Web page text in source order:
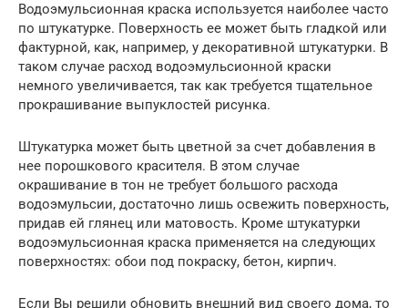
Водоэмульсионная краска используется наиболее часто
по штукатурке. Поверхность ее может быть гладкой или
фактурной, как, например, у декоративной штукатурки. В
таком случае расход водоэмульсионной краски
немного увеличивается, так как требуется тщательное
прокрашивание выпуклостей рисунка.
Штукатурка может быть цветной за счет добавления в
нее порошкового красителя. В этом случае
окрашивание в тон не требует большого расхода
водоэмульсии, достаточно лишь освежить поверхность,
придав ей глянец или матовость. Кроме штукатурки
водоэмульсионная краска применяется на следующих
поверхностях: обои под покраску, бетон, кирпич.
Если Вы решили обновить внешний вид своего дома, то